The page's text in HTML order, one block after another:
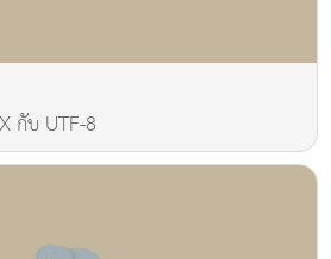
กับ UTF-8